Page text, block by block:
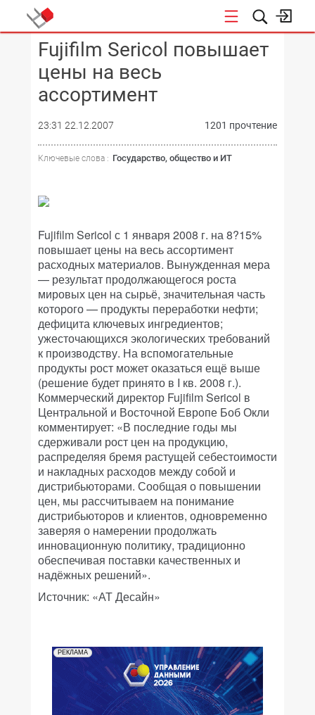
КОНФЕРЕНЦИИ
Fujifilm Sericol повышает
цены на весь
ассортимент
23:31 22.12.2007 1201 прочтение
Ключевые слова : Государство, общество и ИТ
Fujifilm Sericol с 1 января 2008 г. на 8?15%
повышает цены на весь ассортимент
расходных материалов. Вынужденная мера
— результат продолжающегося роста
мировых цен на сырьё, значительная часть
которого — продукты переработки нефти;
дефицита ключевых ингредиентов;
ужесточающихся экологических требований
к производству. На вспомогательные
продукты рост может оказаться ещё выше
(решение будет принято в I кв. 2008 г.).
Коммерческий директор Fujifilm Sericol в
Центральной и Восточной Европе Боб Окли
комментирует: «В последние годы мы
сдерживали рост цен на продукцию,
распределяя бремя растущей себестоимости
и накладных расходов между собой и
дистрибьюторами. Сообщая о повышении
цен, мы рассчитываем на понимание
дистрибьюторов и клиентов, одновременно
заверяя о намерении продолжать
инновационную политику, традиционно
обеспечивая поставки качественных и
надёжных решений».
Источник: «АТ Десайн»
РЕКЛАМА